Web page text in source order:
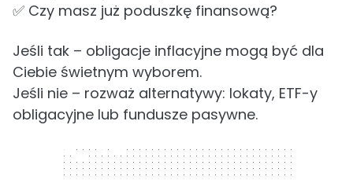
✅ Czy masz już poduszkę finansową?
Jeśli tak – obligacje inflacyjne mogą być dla
Ciebie świetnym wyborem.
Jeśli nie – rozważ alternatywy: lokaty, ETF-y
obligacyjne lub fundusze pasywne.
300 x 250